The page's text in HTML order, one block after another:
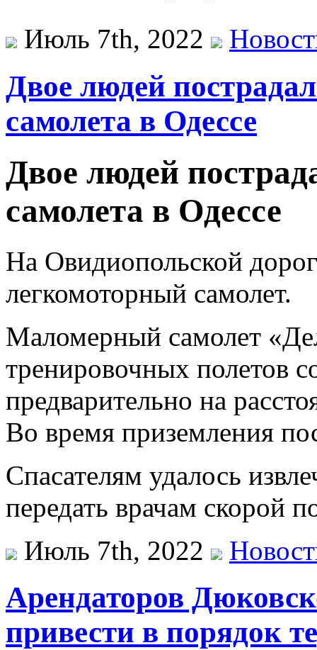
Июль 7th, 2022
Двое людей
самолета в Одессе
Двое людей
самолета в Одессе
На Овидиопольской
легкомоторный самолет.
Маломерный самолет
тренировочных полетов
предварительно на
Во время приземления
Спасателям удалось
передать врачам скорой
Июль 7th, 2022
Арендаторов
привести в порядок